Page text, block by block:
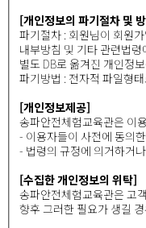
[개인정보의 파기절차 및
파기절차 : 회원님이 회원
내부방침 및 기타 관련법
별도 DB로 옮겨진 개인정
파기방법 : 전자적 파일형
[개인정보제공]
송파안전체험교육관은 이
- 이용자들이 사전에 동의
- 법령의 규정에 의거하거
[수집한 개인정보의 위탁]
송파안전체험교육관은 고
향후 그러한 필요가 생길